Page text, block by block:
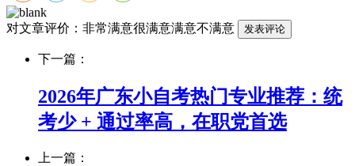
对文章评价： 非常满意很满意满意不满意
下一篇：
2026年广东小自考热门专业推荐：统
考少 + 通过率高，在职党首选
上一篇：